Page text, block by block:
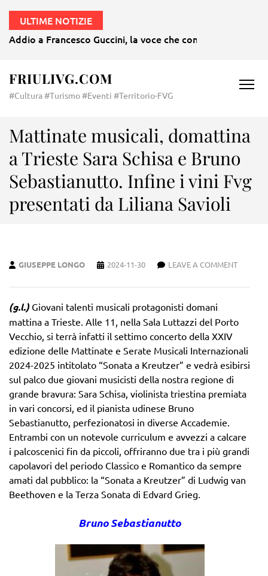
ULTIME NOTIZIE
Addio a Francesco Guccini, la voce che continuerà a
FRIULIVG.COM
#Cultura #Turismo #Eventi #Territorio-FVG
Mattinate musicali, domattina
a Trieste Sara Schisa e Bruno
Sebastianutto. Infine i vini Fvg
presentati da Liliana Savioli
GIUSEPPE LONGO 2024-11-30 LEAVE A COMMENT
(g.l.) Giovani talenti musicali protagonisti domani
mattina a Trieste. Alle 11, nella Sala Luttazzi del Porto
Vecchio, si terrà infatti il settimo concerto della XXIV
edizione delle Mattinate e Serate Musicali Internazionali
2024-2025 intitolato “Sonata a Kreutzer” e vedrà esibirsi
sul palco due giovani musicisti della nostra regione di
grande bravura: Sara Schisa, violinista triestina premiata
in vari concorsi, ed il pianista udinese Bruno
Sebastianutto, perfezionatosi in diverse Accademie.
Entrambi con un notevole curriculum e avvezzi a calcare
i palcoscenici fin da piccoli, offriranno due tra i più grandi
capolavori del periodo Classico e Romantico da sempre
amati dal pubblico: la “Sonata a Kreutzer” di Ludwig van
Beethoven e la Terza Sonata di Edvard Grieg.
Bruno Sebastianutto